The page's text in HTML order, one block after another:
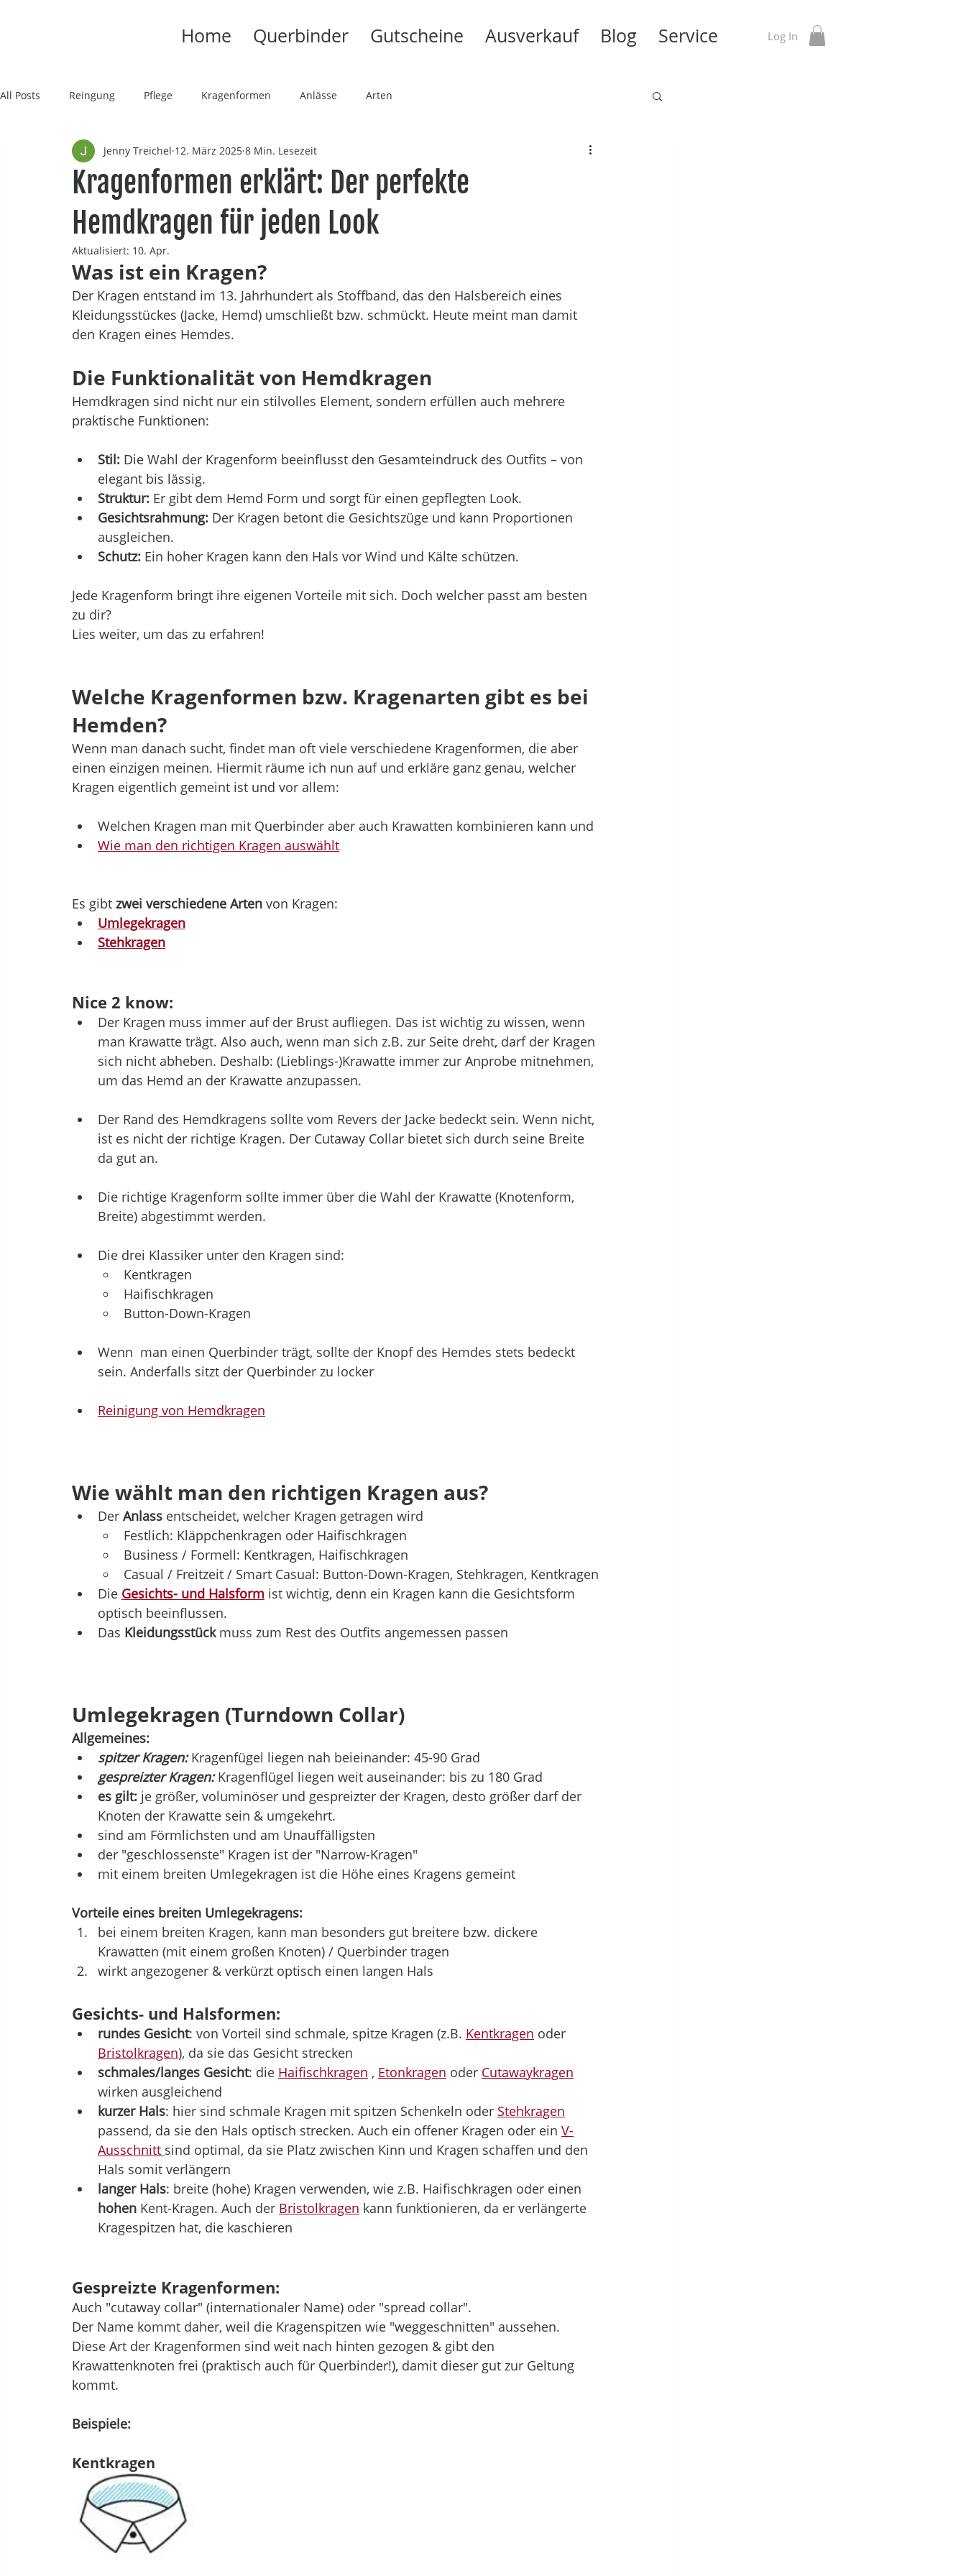
Home Querbinder Gutscheine Ausverkauf Blog Service Log In
All Posts Reingung Pflege Kragenformen Anlässe Arten
Kragenformen erklärt: Der perfekte
Hemdkragen für jeden Look
Jenny Treichel 12. März 2025 8 Min. Lesezeit
Aktualisiert: 10. Apr.
Was ist ein Kragen?
Der Kragen entstand im 13. Jahrhundert als Stoffband, das den Halsbereich eines
Kleidungsstückes (Jacke, Hemd) umschließt bzw. schmückt. Heute meint man damit
den Kragen eines Hemdes.
Die Funktionalität von Hemdkragen
Hemdkragen sind nicht nur ein stilvolles Element, sondern erfüllen auch mehrere
praktische Funktionen:
Stil: Die Wahl der Kragenform beeinflusst den Gesamteindruck des Outfits – von
elegant bis lässig.
Struktur: Er gibt dem Hemd Form und sorgt für einen gepflegten Look.
Gesichtsrahmung: Der Kragen betont die Gesichtszüge und kann Proportionen
ausgleichen.
Schutz: Ein hoher Kragen kann den Hals vor Wind und Kälte schützen.
Jede Kragenform bringt ihre eigenen Vorteile mit sich. Doch welcher passt am besten
zu dir?
Lies weiter, um das zu erfahren!
Welche Kragenformen bzw. Kragenarten gibt es bei
Hemden?
Wenn man danach sucht, findet man oft viele verschiedene Kragenformen, die aber
einen einzigen meinen. Hiermit räume ich nun auf und erkläre ganz genau, welcher
Kragen eigentlich gemeint ist und vor allem:
Welchen Kragen man mit Querbinder aber auch Krawatten kombinieren kann und
Wie man den richtigen Kragen auswählt
Es gibt zwei verschiedene Arten von Kragen:
Umlegekragen
Stehkragen
Nice 2 know:
Der Kragen muss immer auf der Brust aufliegen. Das ist wichtig zu wissen, wenn
man Krawatte trägt. Also auch, wenn man sich z.B. zur Seite dreht, darf der Kragen
sich nicht abheben. Deshalb: (Lieblings-)Krawatte immer zur Anprobe mitnehmen,
um das Hemd an der Krawatte anzupassen.
Der Rand des Hemdkragens sollte vom Revers der Jacke bedeckt sein. Wenn nicht,
ist es nicht der richtige Kragen. Der Cutaway Collar bietet sich durch seine Breite
da gut an.
Die richtige Kragenform sollte immer über die Wahl der Krawatte (Knotenform,
Breite) abgestimmt werden.
Die drei Klassiker unter den Kragen sind:
Kentkragen
Haifischkragen
Button-Down-Kragen
Wenn  man einen Querbinder trägt, sollte der Knopf des Hemdes stets bedeckt
sein. Anderfalls sitzt der Querbinder zu locker
Reinigung von Hemdkragen
Wie wählt man den richtigen Kragen aus?
Der Anlass entscheidet, welcher Kragen getragen wird
Festlich: Kläppchenkragen oder Haifischkragen
Business / Formell: Kentkragen, Haifischkragen
Casual / Freitzeit / Smart Casual: Button-Down-Kragen, Stehkragen, Kentkragen
Die Gesichts- und Halsform ist wichtig, denn ein Kragen kann die Gesichtsform
optisch beeinflussen.
Das Kleidungsstück muss zum Rest des Outfits angemessen passen
Umlegekragen (Turndown Collar)
Allgemeines:
spitzer Kragen: Kragenfügel liegen nah beieinander: 45-90 Grad
gespreizter Kragen: Kragenflügel liegen weit auseinander: bis zu 180 Grad
es gilt: je größer, voluminöser und gespreizter der Kragen, desto größer darf der
Knoten der Krawatte sein & umgekehrt.
sind am Förmlichsten und am Unauffälligsten
der "geschlossenste" Kragen ist der "Narrow-Kragen"
mit einem breiten Umlegekragen ist die Höhe eines Kragens gemeint
Vorteile eines breiten Umlegekragens:
bei einem breiten Kragen, kann man besonders gut breitere bzw. dickere
Krawatten (mit einem großen Knoten) / Querbinder tragen
wirkt angezogener & verkürzt optisch einen langen Hals
Gesichts- und Halsformen:
rundes Gesicht: von Vorteil sind schmale, spitze Kragen (z.B. Kentkragen oder
Bristolkragen), da sie das Gesicht strecken
schmales/langes Gesicht: die Haifischkragen , Etonkragen oder Cutawaykragen
wirken ausgleichend
kurzer Hals: hier sind schmale Kragen mit spitzen Schenkeln oder Stehkragen
passend, da sie den Hals optisch strecken. Auch ein offener Kragen oder ein V-
Ausschnitt sind optimal, da sie Platz zwischen Kinn und Kragen schaffen und den
Hals somit verlängern
langer Hals: breite (hohe) Kragen verwenden, wie z.B. Haifischkragen oder einen
hohen Kent-Kragen. Auch der Bristolkragen kann funktionieren, da er verlängerte
Kragespitzen hat, die kaschieren
Gespreizte Kragenformen:
Auch "cutaway collar" (internationaler Name) oder "spread collar".
Der Name kommt daher, weil die Kragenspitzen wie "weggeschnitten" aussehen.
Diese Art der Kragenformen sind weit nach hinten gezogen & gibt den
Krawattenknoten frei (praktisch auch für Querbinder!), damit dieser gut zur Geltung
kommt.
Beispiele:
Kentkragen